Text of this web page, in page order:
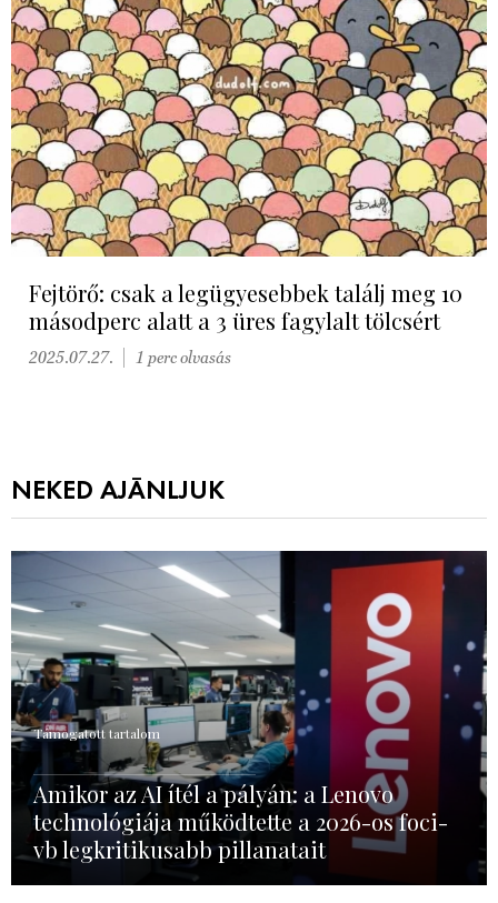
Fejtörő: csak a legügyesebbek találj meg 10
másodperc alatt a 3 üres fagylalt tölcsért
2025.07.27. 1 perc olvasás
NEKED AJÁNLJUK
Támogatott tartalom
Amikor az AI ítél a pályán: a Lenovo
technológiája működtette a 2026-os foci-
vb legkritikusabb pillanatait